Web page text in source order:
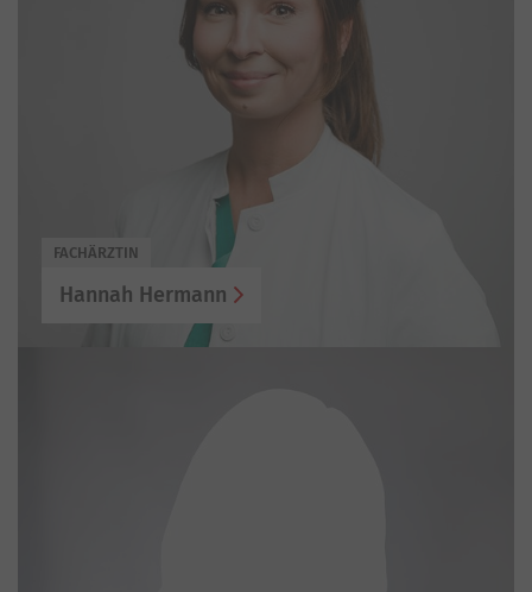
FACHÄRZTIN
Hannah Hermann